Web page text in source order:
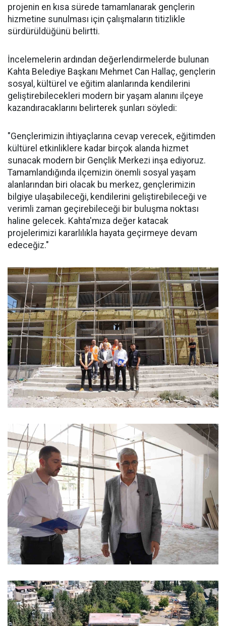
projenin en kısa sürede tamamlanarak gençlerin
hizmetine sunulması için çalışmaların titizlikle
sürdürüldüğünü belirtti.
İncelemelerin ardından değerlendirmelerde bulunan
Kahta Belediye Başkanı Mehmet Can Hallaç, gençlerin
sosyal, kültürel ve eğitim alanlarında kendilerini
geliştirebilecekleri modern bir yaşam alanını ilçeye
kazandıracaklarını belirterek şunları söyledi:
"Gençlerimizin ihtiyaçlarına cevap verecek, eğitimden
kültürel etkinliklere kadar birçok alanda hizmet
sunacak modern bir Gençlik Merkezi inşa ediyoruz.
Tamamlandığında ilçemizin önemli sosyal yaşam
alanlarından biri olacak bu merkez, gençlerimizin
bilgiye ulaşabileceği, kendilerini geliştirebileceği ve
verimli zaman geçirebileceği bir buluşma noktası
haline gelecek. Kahta'mıza değer katacak
projelerimizi kararlılıkla hayata geçirmeye devam
edeceğiz."